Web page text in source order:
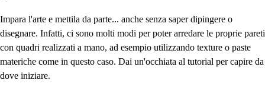
Impara l'arte e mettila da parte... anche senza saper dipingere o
disegnare. Infatti, ci sono molti modi per poter arredare le proprie pareti
con quadri realizzati a mano, ad esempio utilizzando texture o paste
materiche come in questo caso. Dai un'occhiata al tutorial per capire da
dove iniziare.